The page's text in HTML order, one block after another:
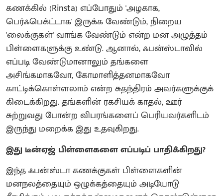
கணக்கில் (Rinsta) எப்போதும் 'அழகாக,
பெர்ஃபெக்ட்டாக' இருக்க வேண்டும், நிறைய
'லைக்குகள்' வாங்க வேண்டும் என்ற மன அழுத்தம்
பிள்ளைகளுக்கு உண்டு. ஆனால், ஃபன்ஸ்டாவில்
எப்படி வேண்டுமானாலும் தங்களை
அசிங்கமாகவோ, கோமாளித்தனமாகவோ
காட்டிக்கொள்ளலாம் என்ற சுதந்திரம் அவர்களுக்குக்
கிடைக்கிறது. தங்களின் ரகசியக் காதல், ஊர்
சுற்றுவது போன்ற விபரங்களைப் பெரியவர்களிடம்
இருந்து மறைக்க இது உதவுகிறது.
இது டீன்ஏஜ் பிள்ளைகளை எப்படிப் பாதிக்கிறது?
இந்த ஃபன்ஸ்டா கணக்குகள் பிள்ளைகளின்
மனநலத்தையும் ஒழுக்கத்தையும் அடியோடு